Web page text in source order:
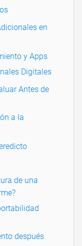
en
y Apps
Digitales
Antes de
a la
de una
después